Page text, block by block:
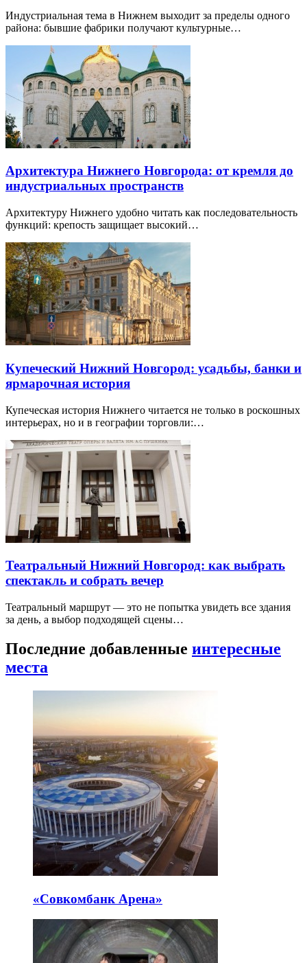
Индустриальная тема в Нижнем выходит за пределы одного
района: бывшие фабрики получают культурные…
Архитектура Нижнего Новгорода: от кремля до
индустриальных пространств
Архитектуру Нижнего удобно читать как последовательность
функций: крепость защищает высокий…
Купеческий Нижний Новгород: усадьбы, банки и
ярмарочная история
Купеческая история Нижнего читается не только в роскошных
интерьерах, но и в географии торговли:…
Театральный Нижний Новгород: как выбрать
спектакль и собрать вечер
Театральный маршрут — это не попытка увидеть все здания
за день, а выбор подходящей сцены…
Последние добавленные интересные
места
«Совкомбанк Арена⁠»